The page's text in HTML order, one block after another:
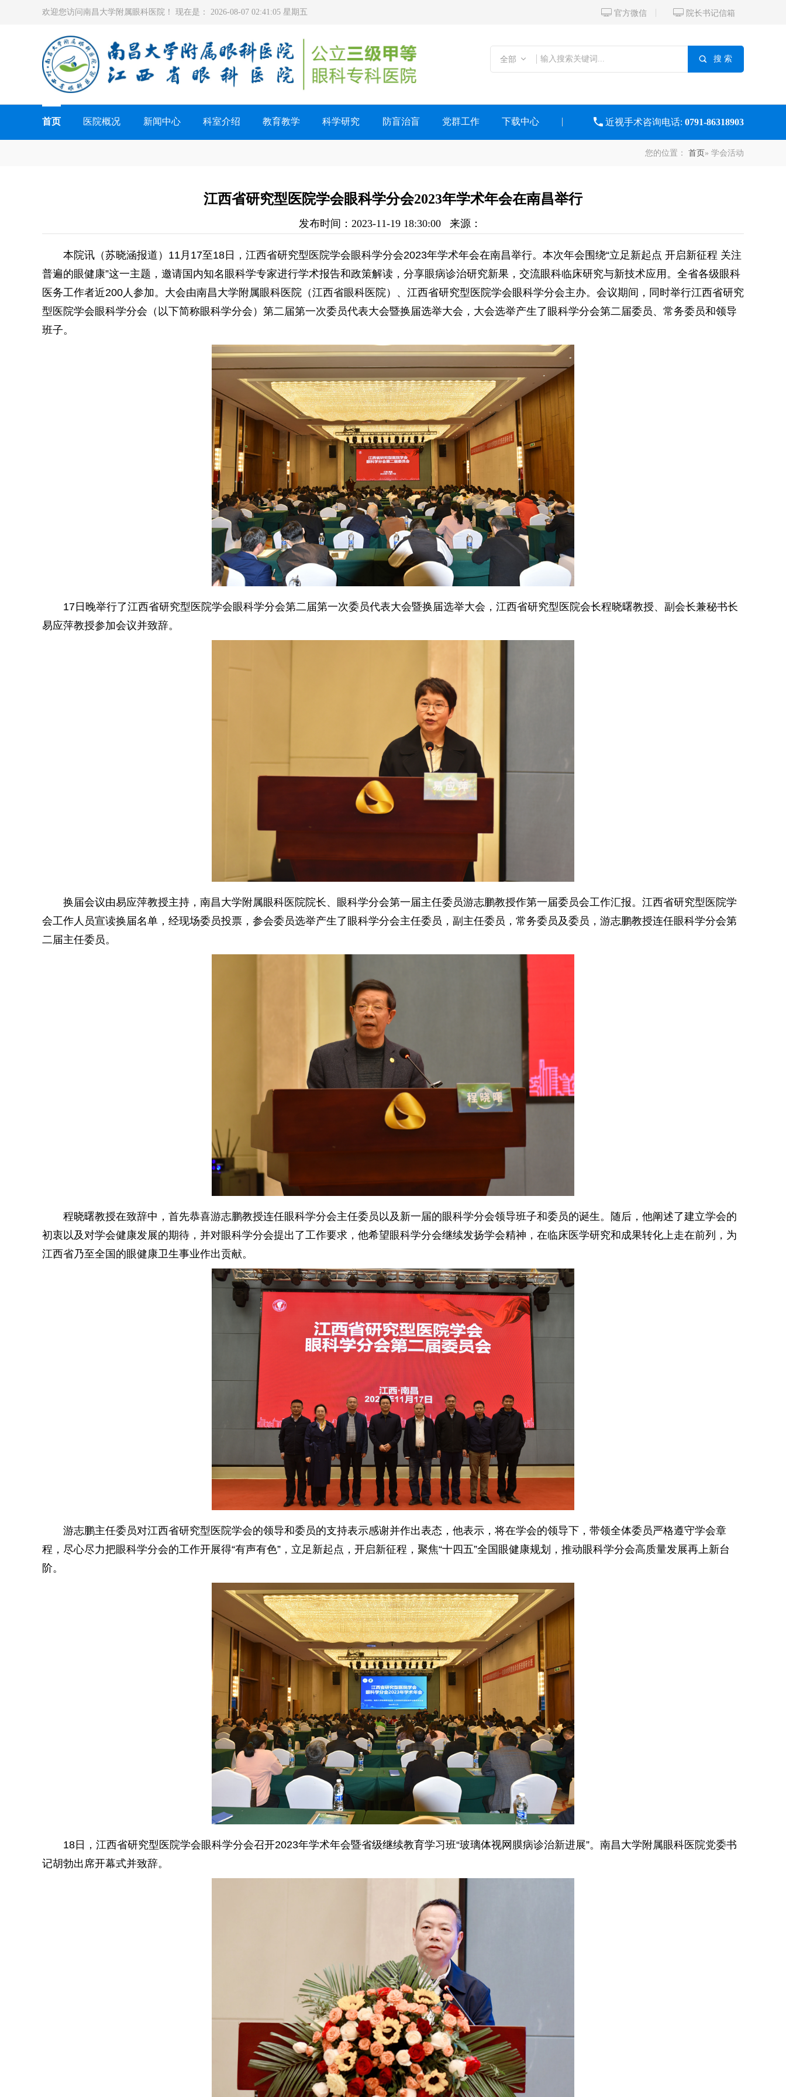
欢迎您访问南昌大学附属眼科医院！ 现在是： 2026-08-07 02:41:06 星期五  官方微信  院长书记信箱
全部  搜 索
首页 医院概况 新闻中心 科室介绍 教育教学 科学研究 防盲治盲 党群工作 下载中心  近视手术咨询电话: 0791-86318903
您的位置： 首页» 学会活动
江西省研究型医院学会眼科学分会2023年学术年会在南昌举行
发布时间：2023-11-19 18:30:00 来源：
本院讯（苏晓涵报道） 11月17至18日，江西省研究型医院学会眼科学分会2023年学术年会在南昌举行。本次年会围绕“立足新起点 开启新征程 关注
普遍的眼健康”这一主题，邀请国内知名眼科学专家进行学术报告和政策解读，分享眼病诊治研究新果，交流眼科临床研究与新技术应用。全省各级眼科
医务工作者近200人参加。大会由南昌大学附属眼科医院（江西省眼科医院）、江西省研究型医院学会眼科学分会主办。会议期间，同时举行江西省研究
型医院学会眼科学分会（以下简称眼科学分会）第二届第一次委员代表大会暨换届选举大会，大会选举产生了眼科学分会第二届委员、常务委员和领导
班子。
17日晚举行了江西省研究型医院学会眼科学分会第二届第一次委员代表大会暨换届选举大会，江西省研究型医院会长程晓曙教授、副会长兼秘书长
易应萍教授参加会议并致辞。
换届会议由易应萍教授主持，南昌大学附属眼科医院院长、眼科学分会第一届主任委员游志鹏教授作第一届委员会工作汇报。江西省研究型医院学
会工作人员宣读换届名单，经现场委员投票，参会委员选举产生了眼科学分会主任委员，副主任委员，常务委员及委员，游志鹏教授连任眼科学分会第
二届主任委员。
程晓曙教授在致辞中，首先恭喜游志鹏教授连任眼科学分会主任委员以及新一届的眼科学分会领导班子和委员的诞生。随后，他阐述了建立学会的
初衷以及对学会健康发展的期待，并对眼科学分会提出了工作要求，他希望眼科学分会继续发扬学会精神，在临床医学研究和成果转化上走在前列，为
江西省乃至全国的眼健康卫生事业作出贡献。
游志鹏主任委员对江西省研究型医院学会的领导和委员的支持表示感谢并作出表态，他表示，将在学会的领导下，带领全体委员严格遵守学会章
程，尽心尽力把眼科学分会的工作开展得“有声有色”，立足新起点，开启新征程，聚焦“十四五”全国眼健康规划，推动眼科学分会高质量发展再上新台
阶。
18日，江西省研究型医院学会眼科学分会召开2023年学术年会暨省级继续教育学习班“玻璃体视网膜病诊治新进展”。南昌大学附属眼科医院党委书
记胡勃出席开幕式并致辞。